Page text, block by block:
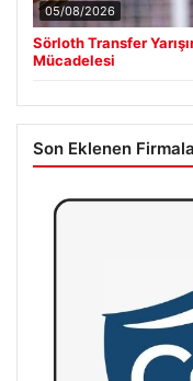
05/08/2026
Sörloth Transfer
Mücadelesi
Son Eklenen